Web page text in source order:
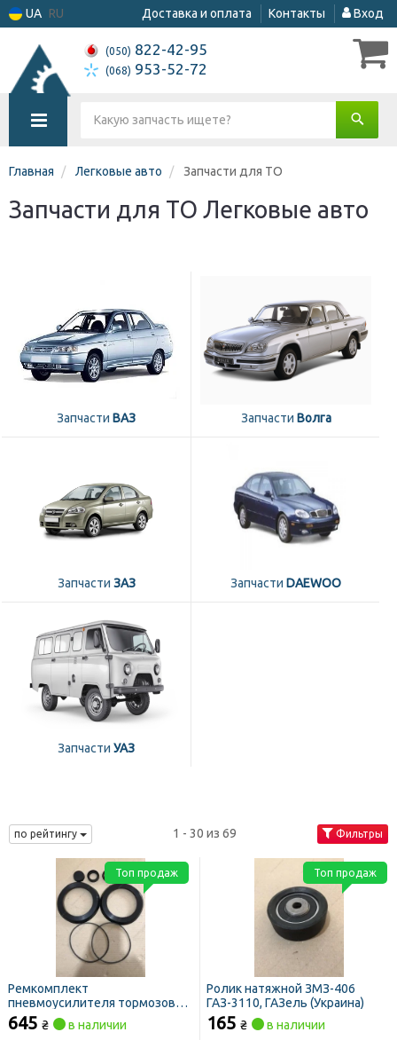
UA RU Доставка и оплата Контакты Вход
(050) 822-42-95
(068) 953-52-72
Главная Легковые авто Запчасти для ТО
Запчасти для ТО Легковые авто
Запчасти ВАЗ Запчасти Волга
Запчасти ЗАЗ Запчасти DAEWOO
Запчасти УАЗ
по рейтингу 1 - 30 из 69 Фильтры
Ремкомплект
пневмоусилителя тормозов
УРАЛ 375 старого обр. с
главным (полный) (DETALKA)
645 ₴ в наличии
Топ продаж
Ролик натяжной ЗМЗ-406
ГАЗ-3110, ГАЗель (Украина)
165 ₴ в наличии
Топ продаж